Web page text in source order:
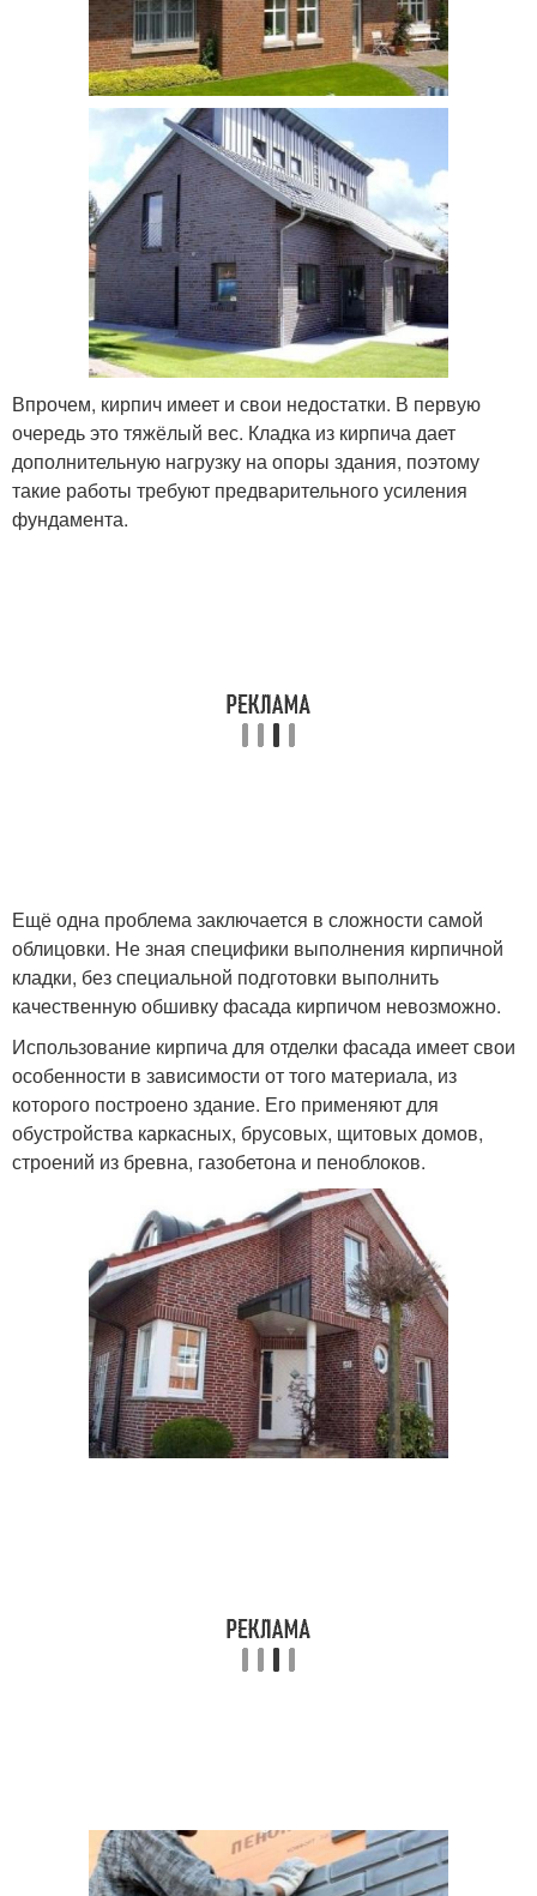
Впрочем, кирпич имеет и свои недостатки. В первую
очередь это тяжёлый вес. Кладка из кирпича дает
дополнительную нагрузку на опоры здания, поэтому
такие работы требуют предварительного усиления
фундамента.
Ещё одна проблема заключается в сложности самой
облицовки. Не зная специфики выполнения кирпичной
кладки, без специальной подготовки выполнить
качественную обшивку фасада кирпичом невозможно.
Использование кирпича для отделки фасада имеет свои
особенности в зависимости от того материала, из
которого построено здание. Его применяют для
обустройства каркасных, брусовых, щитовых домов,
строений из бревна, газобетона и пеноблоков.